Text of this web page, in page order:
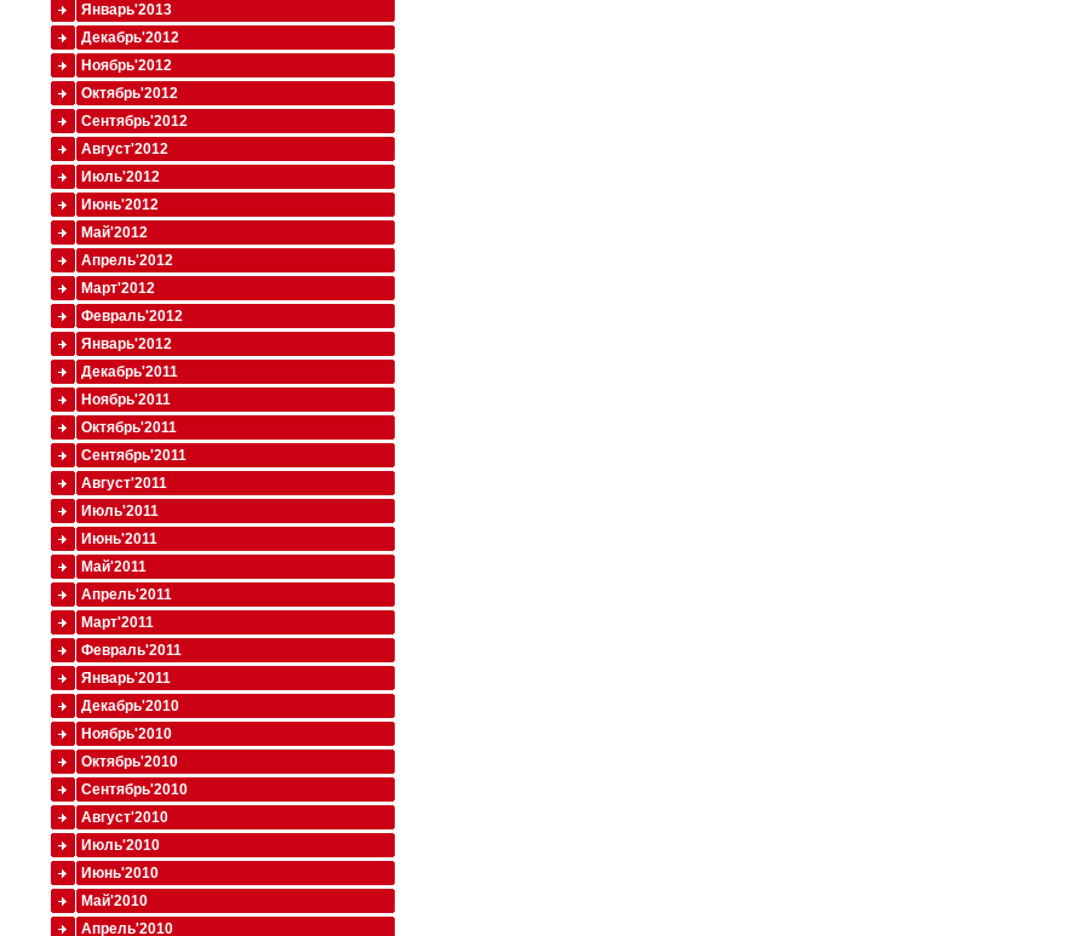
Январь'2013
Декабрь'2012
Ноябрь'2012
Октябрь'2012
Сентябрь'2012
Август'2012
Июль'2012
Июнь'2012
Май'2012
Апрель'2012
Март'2012
Февраль'2012
Январь'2012
Декабрь'2011
Ноябрь'2011
Октябрь'2011
Сентябрь'2011
Август'2011
Июль'2011
Июнь'2011
Май'2011
Апрель'2011
Март'2011
Февраль'2011
Январь'2011
Декабрь'2010
Ноябрь'2010
Октябрь'2010
Сентябрь'2010
Август'2010
Июль'2010
Июнь'2010
Май'2010
Апрель'2010